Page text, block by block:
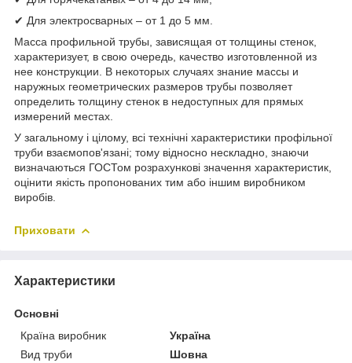
✔ Для электросварных – от 1 до 5 мм.
Масса профильной трубы, зависящая от толщины стенок,
характеризует, в свою очередь, качество изготовленной из
нее конструкции. В некоторых случаях знание массы и
наружных геометрических размеров трубы позволяет
определить толщину стенок в недоступных для прямых
измерений местах.
У загальному і цілому, всі технічні характеристики профільної
труби взаємопов'язані; тому відносно нескладно, знаючи
визначаються ГОСТом розрахункові значення характеристик,
оцінити якість пропонованих тим або іншим виробником
виробів.
Приховати
Характеристики
Основні
Країна виробник
Україна
Вид труби
Шовна